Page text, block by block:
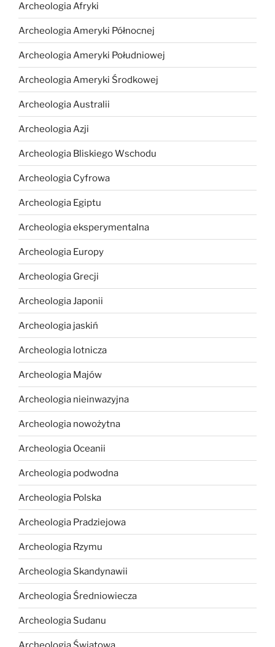
Archeologia Afryki
Archeologia Ameryki Północnej
Archeologia Ameryki Południowej
Archeologia Ameryki Środkowej
Archeologia Australii
Archeologia Azji
Archeologia Bliskiego Wschodu
Archeologia Cyfrowa
Archeologia Egiptu
Archeologia eksperymentalna
Archeologia Europy
Archeologia Grecji
Archeologia Japonii
Archeologia jaskiń
Archeologia lotnicza
Archeologia Majów
Archeologia nieinwazyjna
Archeologia nowożytna
Archeologia Oceanii
Archeologia podwodna
Archeologia Polska
Archeologia Pradziejowa
Archeologia Rzymu
Archeologia Skandynawii
Archeologia Średniowiecza
Archeologia Sudanu